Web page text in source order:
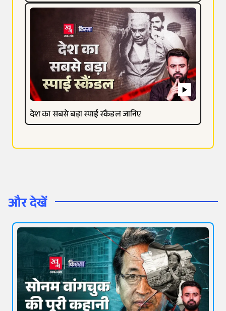
देश का सबसे बड़ा स्पाई स्कैंडल जानिए
और देखें